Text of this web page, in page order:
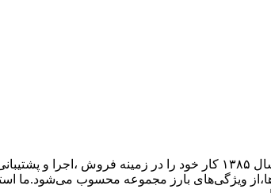
گروه فنی مهندسی ارتباط ساز، نمایندگی تجهیزات ارتباطی پاناسونیک
ویژگی‌های بارز مجموعه محسوب می‌شود.ما